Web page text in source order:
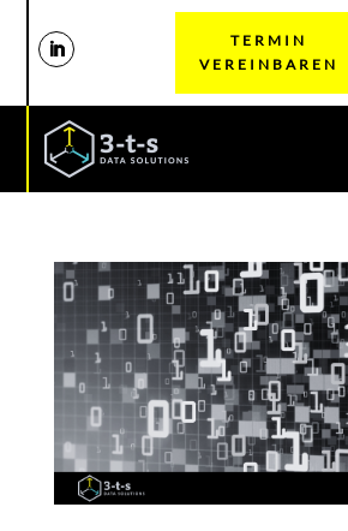
TERMIN
VEREINBAREN